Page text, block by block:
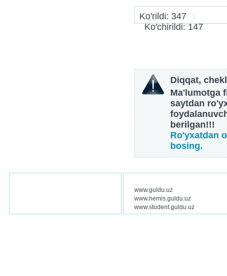
Ko'rildi: 347
Ko'chirildi: 147
Diqqat,
Ma'lumotga
saytdan
berilgan!!!
Ro'yxatdan
bosing.
www.guldu.uz
www.hemis.guldu.uz
www.student.guldu.uz